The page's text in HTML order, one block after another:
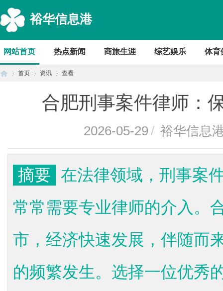
裕华信息港
网站首页 热点新闻 商旅生涯 综艺娱乐 体育
首页 资讯 查看
合肥刑事案件律师：
2026-05-29 / 裕华信息
摘要 在法律领域，刑事案
常常需要专业律师的介入。
市，经济快速发展，伴随而
的频繁发生。选择一位优秀